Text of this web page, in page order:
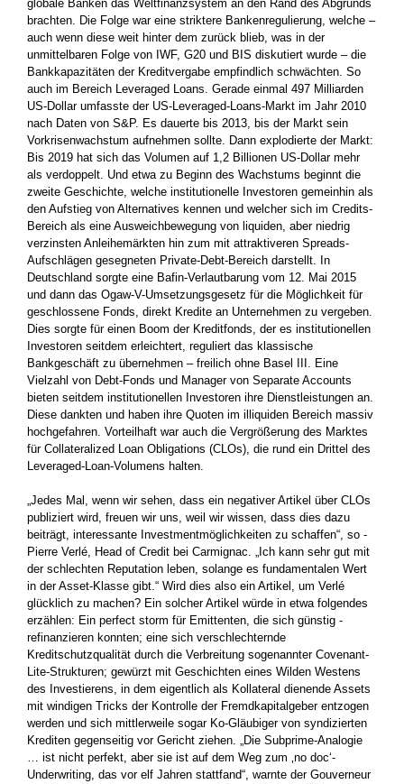
globale Banken das Weltfinanzsystem an den Rand des Abgrunds
­brachten. Die Folge war eine striktere Bankenregulierung, welche –
auch wenn diese weit hinter dem zurück blieb, was in der
unmittelbaren Folge von IWF, G20 und BIS diskutiert wurde – die
Bankkapazitäten der Kreditvergabe empfindlich schwächten. So
auch im Bereich ­Leveraged Loans. Gerade einmal 497 Milliarden
US-Dollar ­umfasste der US-Leveraged-Loans-Markt im Jahr 2010
nach Daten von S&P. Es dauerte bis 2013, bis der Markt sein
Vorkrisenwachstum ­aufnehmen sollte. Dann explodierte der Markt:
Bis 2019 hat sich das Volumen auf 1,2 Billionen US-Dollar mehr
als verdoppelt. Und etwa zu Beginn des Wachstums beginnt die
zweite Geschichte, welche institutionelle Investoren gemeinhin als
den Aufstieg von Alternatives kennen und welcher sich im Credits-
Bereich als eine Ausweichbewegung von liquiden, aber niedrig
verzinsten Anleihemärkten hin zum mit attraktiveren Spreads-
Aufschlägen ­gesegneten Private-Debt-Bereich darstellt. In
Deutschland sorgte eine Bafin-Verlautbarung vom 12. Mai 2015
und dann das Ogaw-V-Umsetzungsgesetz für die Möglichkeit für
geschlossene Fonds, direkt Kredite an Unternehmen zu vergeben.
Dies sorgte für einen Boom der Kreditfonds, der es institutionellen
Investoren seitdem ­erleichtert, reguliert das klassische
Bankgeschäft zu übernehmen – freilich ohne Basel III. Eine
Vielzahl von Debt-Fonds und Manager von Separate Accounts
bieten seitdem institutionellen Investoren ihre Dienstleistungen an.
Diese dankten und haben ihre Quoten im illiquiden Bereich massiv
hochgefahren. Vorteilhaft war auch die Vergrößerung des Marktes
für Collateralized Loan Obligations (CLOs), die rund ein Drittel des
Leveraged-Loan-Volumens halten.
„Jedes Mal, wenn wir sehen, dass ein negativer Artikel über CLOs
publiziert wird, freuen wir uns, weil wir wissen, dass dies dazu
beiträgt, interessante Investmentmöglichkeiten zu schaffen“, so ­
Pierre Verlé, Head of Credit bei Carmignac. „Ich kann sehr gut mit
der schlechten Reputation leben, solange es fundamentalen Wert
in der Asset-Klasse gibt.“ Wird dies also ein Artikel, um Verlé
glücklich zu machen? Ein solcher Artikel würde in etwa folgendes
erzählen: Ein perfect storm für Emittenten, die sich günstig ­
refinanzieren konnten; eine sich verschlechternde
Kreditschutzqualität durch die Verbreitung sogenannter Covenant-
Lite-Strukturen; gewürzt mit Geschichten eines Wilden Westens
des Investierens, in dem eigentlich als Kollateral dienende Assets
mit windigen Tricks der ­Kontrolle der Fremdkapitalgeber entzogen
werden und sich mittlerweile ­sogar Ko-Gläubiger von syndizierten
Krediten gegenseitig vor ­Gericht ziehen. „Die Subprime-Analogie
… ist nicht perfekt, aber sie ist auf dem Weg zum ‚no doc‘-
Underwriting, das vor elf Jahren stattfand“, warnte der Gouverneur